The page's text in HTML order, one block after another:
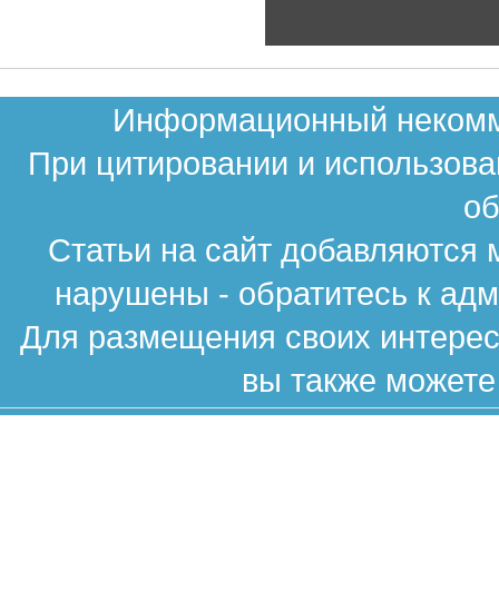
Информационный
При цитировании и
Статьи на сайт
нарушены - обратитесь к
Для размещения своих
вы также